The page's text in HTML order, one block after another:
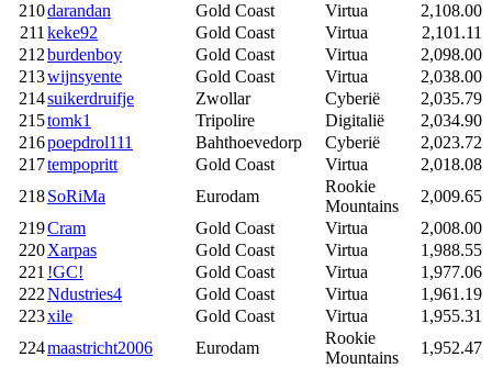
210darandan Gold Coast Virtua
2,108.00
211 keke92 Gold Coast Virtua
2,101.11
212burdenboy Gold Coast Virtua
2,098.00
213wijnsyente Gold Coast Virtua
2,038.00
214suikerdruifje Zwollar Cyberië
2,035.79
215tomk1 Tripolire Digitalië
2,034.90
216poepdrol111 Bahthoevedorp Cyberië
2,023.72
217tempopritt Gold Coast Virtua
2,018.08
218SoRiMa Eurodam
Rookie
Mountains
2,009.65
219Cram Gold Coast Virtua
2,008.00
220Xarpas Gold Coast Virtua
1,988.55
221 !GC! Gold Coast Virtua
1,977.06
222Ndustries4 Gold Coast Virtua
1,961.19
223xile Gold Coast Virtua
1,955.31
224maastricht2006 Eurodam
Rookie
Mountains
1,952.47